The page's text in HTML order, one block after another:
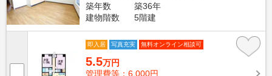
築年数
築36年
建物階数
5階建
即入居 写真充実 無料オンライン相談可
5.5万円
管理費等：6,000円